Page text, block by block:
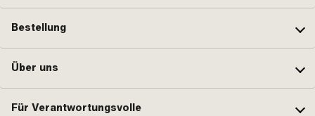
Bestellung
Über uns
Für Verantwortungsvolle